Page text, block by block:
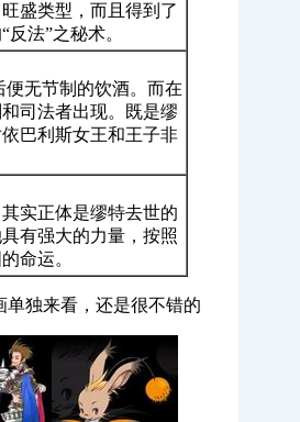
盛类型，而且得到了
法”之秘术。
无节制的饮酒。而在
司法者出现。既是缪
巴利斯女王和王子非
实正体是缪特去世的
有强大的力量，按照
命运。
单独来看，还是很不错的